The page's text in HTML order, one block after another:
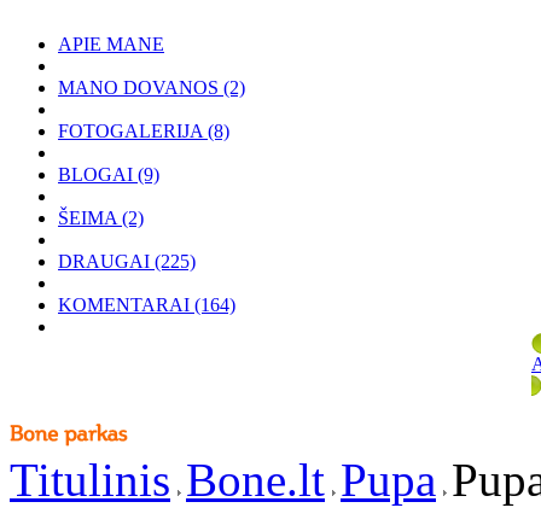
APIE MANE
MANO DOVANOS (2)
FOTOGALERIJA (8)
BLOGAI (9)
ŠEIMA (2)
DRAUGAI (225)
KOMENTARAI (164)
Titulinis Bone.lt Pupa